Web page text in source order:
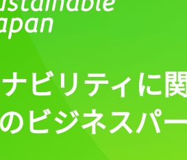
ビリティに
ビジネスパ